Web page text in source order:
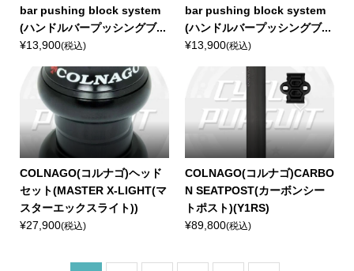
bar pushing block system
(ハンドルバープッシングブ...
¥13,900(税込)
bar pushing block system
(ハンドルバープッシングブ...
¥13,900(税込)
COLNAGO(コルナゴ)ヘッド
セット(MASTER X-LIGHT(マ
スターエックスライト))
¥27,900(税込)
COLNAGO(コルナゴ)CARBO
N SEATPOST(カーボンシー
トポスト)(Y1RS)
¥89,800(税込)